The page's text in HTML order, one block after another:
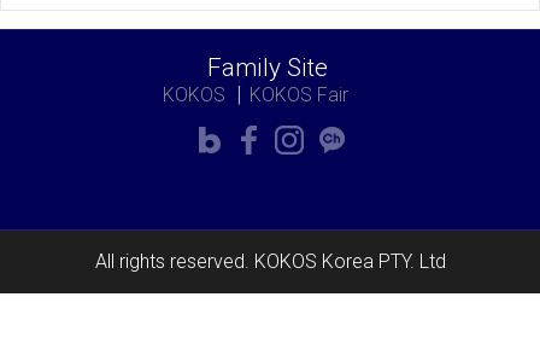
Family Site
KOKOS KOKOS Fair
All rights reserved. KOKOS Korea PTY. Ltd